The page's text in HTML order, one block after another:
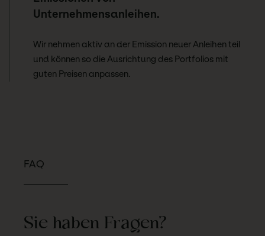
Unternehmensanleihen.
Wir nehmen aktiv an der Emission neuer Anleihen teil
und können so die Ausrichtung des Portfolios mit
guten Preisen anpassen.
FAQ
Sie haben Fragen?